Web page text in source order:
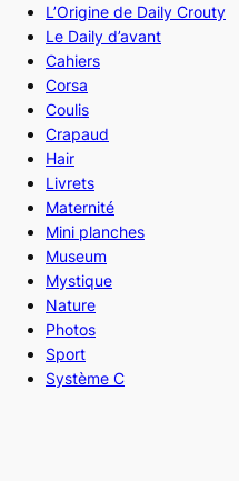
L’Origine de Daily Crouty
Le Daily d’avant
Cahiers
Corsa
Coulis
Crapaud
Hair
Livrets
Maternité
Mini planches
Museum
Mystique
Nature
Photos
Sport
Système C